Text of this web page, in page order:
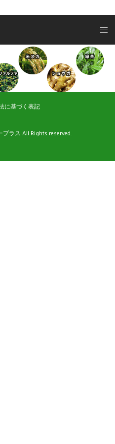
に基づく表記
ラス All Rights reserved.